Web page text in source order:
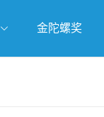
金陀螺奖